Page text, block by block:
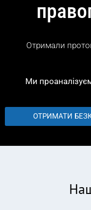
Отримали
Ми
ОТРИМАТИ